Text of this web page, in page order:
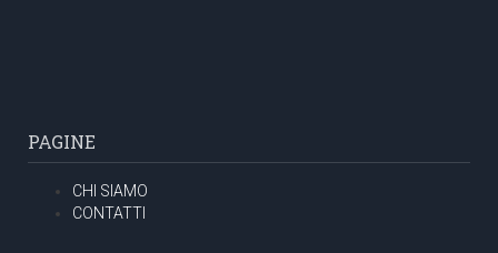
PAGINE
CHI SIAMO
CONTATTI